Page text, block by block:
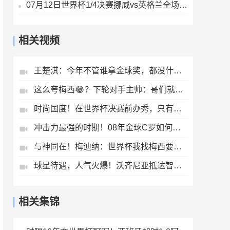
07月12日世界杯1/4决赛挪威vs英格兰全场录像
相关视频
王楚淇：今年不管谁拿金球奖，都没什么含金量
这么夸梅西😂？下轮对手主帅：哥们就不能度度假，坐坐游艇吗？
时尚国度！在世界杯决赛前办秀，只有法国人敢这么做！
冲击力最强的时期！08年金球C罗如何扛起球队？
与神同在！梅迪纳：世界杯我找梅西要了张照片，我得把它纹在身上
球星待遇，人气火爆！沃齐尼亚抵达智利，众多球迷接机欢呼声震耳
相关集锦